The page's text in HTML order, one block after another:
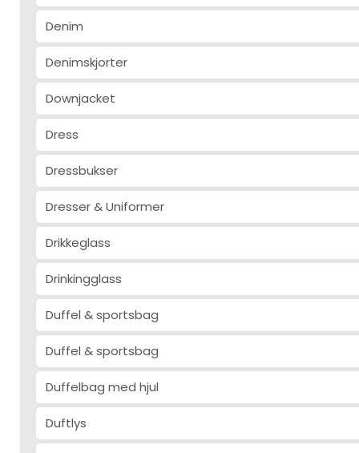
Denim
Denimskjorter
Downjacket
Dress
Dressbukser
Dresser & Uniformer
Drikkeglass
Drinkingglass
Duffel & sportsbag
Duffel & sportsbag
Duffelbag med hjul
Duftlys